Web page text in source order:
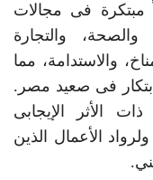
مبتكرة فى مجالات
والتجارة
والاستدامة، مما
فى صعيد مصر.
الأثر الإيجابى
الأعمال الذين